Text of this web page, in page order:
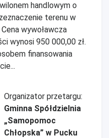
handlowym o
terenu w
wywoławcza
wynosi 950 000,00 zł.
finansowania
Organizator przetargu:
Gminna Spółdzielnia
„Samopomoc
Chłopska” w Pucku